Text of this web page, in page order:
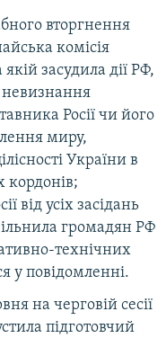
вторгнення
комісія
засудила дії РФ,
Росії чи його
миру,
України в
кордонів;
від усіх засідань
громадян РФ
технічних
у повідомленні.
на черговій сесії
підготовчий